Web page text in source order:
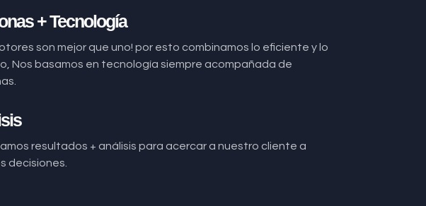
+ Tecnología
son mejor que uno! por esto combinamos lo eficiente y lo
Nos basamos en tecnología siempre acompañada de
resultados + análisis para acercar a nuestro cliente a
decisiones.